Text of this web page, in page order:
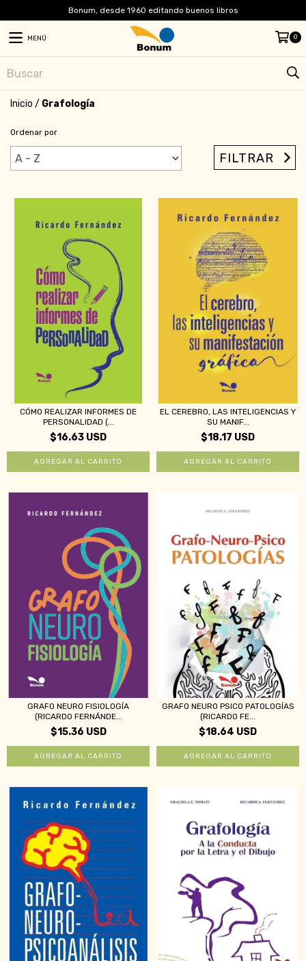
Bonum, desde 1960 editando buenos libros
MENÚ 0
Inicio / Grafología
Ordenar por
FILTRAR
CÓMO REALIZAR INFORMES DE
PERSONALIDAD (...
$16.63 USD
EL CEREBRO, LAS INTELIGENCIAS Y
SU MANIF...
$18.17 USD
GRAFO NEURO FISIOLOGÍA
(RICARDO FERNÁNDE...
$15.36 USD
GRAFO NEURO PSICO PATOLOGÍAS
(RICARDO FE...
$18.64 USD